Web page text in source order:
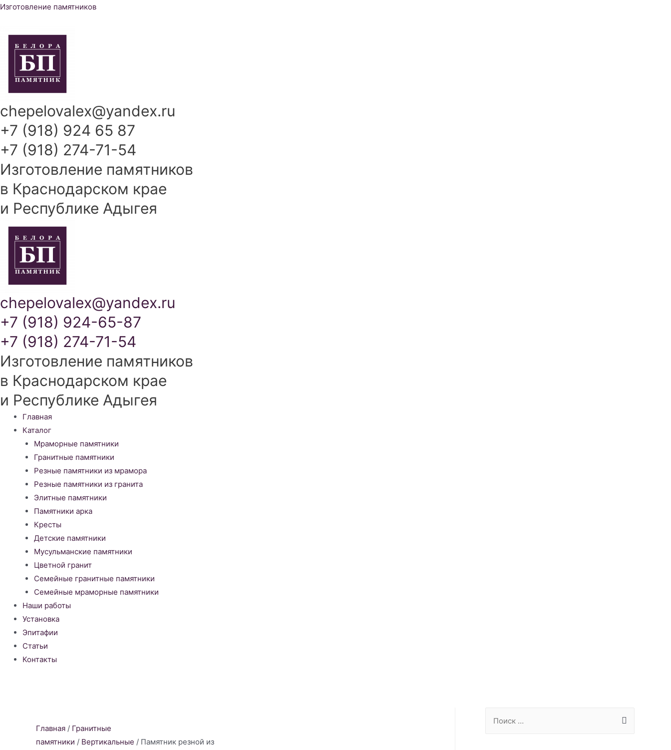
Перейти
содержимому
Изготовление памятников
chepelovalex@yandex.ru
+7 (918) 924 65 87
+7 (918) 274-71-54
Изготовление памятников
в Краснодарском крае
и Республике Адыгея
chepelovalex@yandex.ru
+7 (918) 924-65-87
+7 (918) 274-71-54
Изготовление памятников
в Краснодарском крае
и Республике Адыгея
Меню
Главная
Каталог
Мраморные памятники
Гранитные памятники
Резные памятники из мрамора
Резные памятники из гранита
Элитные памятники
Памятники арка
Кресты
Детские памятники
Мусульманские памятники
Цветной гранит
Семейные гранитные памятники
Семейные мраморные памятники
Наши работы
Установка
Эпитафии
Статьи
Контакты
Главная / Гранитные
памятники / Вертикальные / Памятник резной из